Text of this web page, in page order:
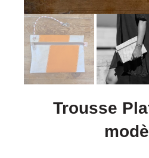
Trousse